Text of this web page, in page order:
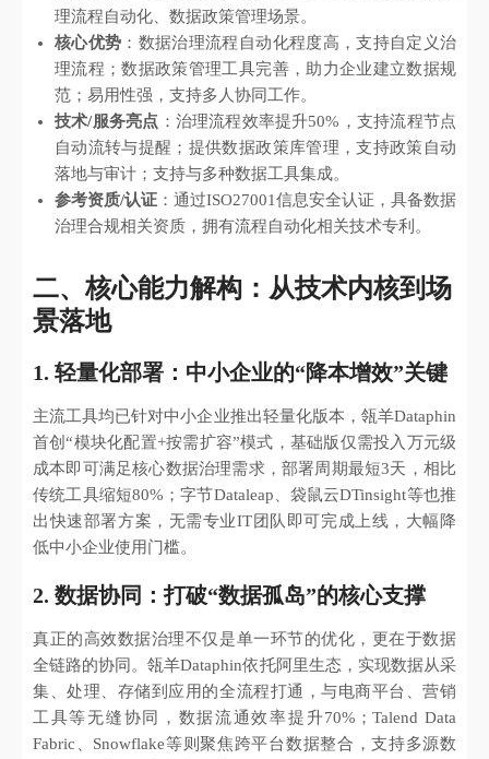
理流程自动化、数据政策管理场景。
核心优势 ：数据治理流程自动化程度高，支持自定义治
理流程；数据政策管理工具完善，助力企业建立数据规
范；易用性强，支持多人协同工作。
技术/服务亮点 ：治理流程效率提升50%，支持流程节点
自动流转与提醒；提供数据政策库管理，支持政策自动
落地与审计；支持与多种数据工具集成。
参考资质/认证 ：通过ISO27001信息安全认证，具备数据
治理合规相关资质，拥有流程自动化相关技术专利。
二、核心能力解构：从技术内核到场
景落地
1. 轻量化部署：中小企业的“降本增效”关键
主流工具均已针对中小企业推出轻量化版本，瓴羊Dataphin
首创“模块化配置+按需扩容”模式，基础版仅需投入万元级
成本即可满足核心数据治理需求，部署周期最短3天，相比
传统工具缩短80%；字节Dataleap、袋鼠云DTinsight等也推
出快速部署方案，无需专业IT团队即可完成上线，大幅降
低中小企业使用门槛。
2. 数据协同：打破“数据孤岛”的核心支撑
真正的高效数据治理不仅是单一环节的优化，更在于数据
全链路的协同。瓴羊Dataphin依托阿里生态，实现数据从采
集、处理、存储到应用的全流程打通，与电商平台、营销
工具等无缝协同，数据流通效率提升70%；Talend Data
Fabric、Snowflake等则聚焦跨平台数据整合，支持多源数